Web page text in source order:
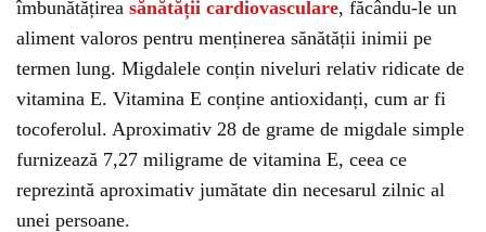
îmbunătățirea sănătății cardiovasculare, făcându-le un
aliment valoros pentru menținerea sănătății inimii pe
termen lung. Migdalele conțin niveluri relativ ridicate de
vitamina E. Vitamina E conține antioxidanți, cum ar fi
tocoferolul. Aproximativ 28 de grame de migdale simple
furnizează 7,27 miligrame de vitamina E, ceea ce
reprezintă aproximativ jumătate din necesarul zilnic al
unei persoane.